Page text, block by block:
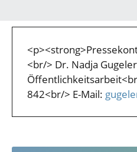
<br/> Dr. Nadja
842<br/> E-Mail: